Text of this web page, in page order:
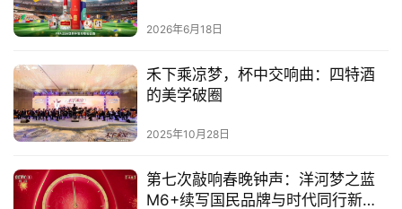
2026年6月18日
禾下乘凉梦，杯中交响曲：四特酒
的美学破圈
2025年10月28日
第七次敲响春晚钟声：洋河梦之蓝
M6+续写国民品牌与时代同行新篇